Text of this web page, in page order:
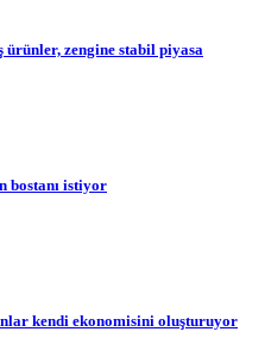
ürünler, zengine stabil piyasa
bostanı istiyor
kendi ekonomisini oluşturuyor